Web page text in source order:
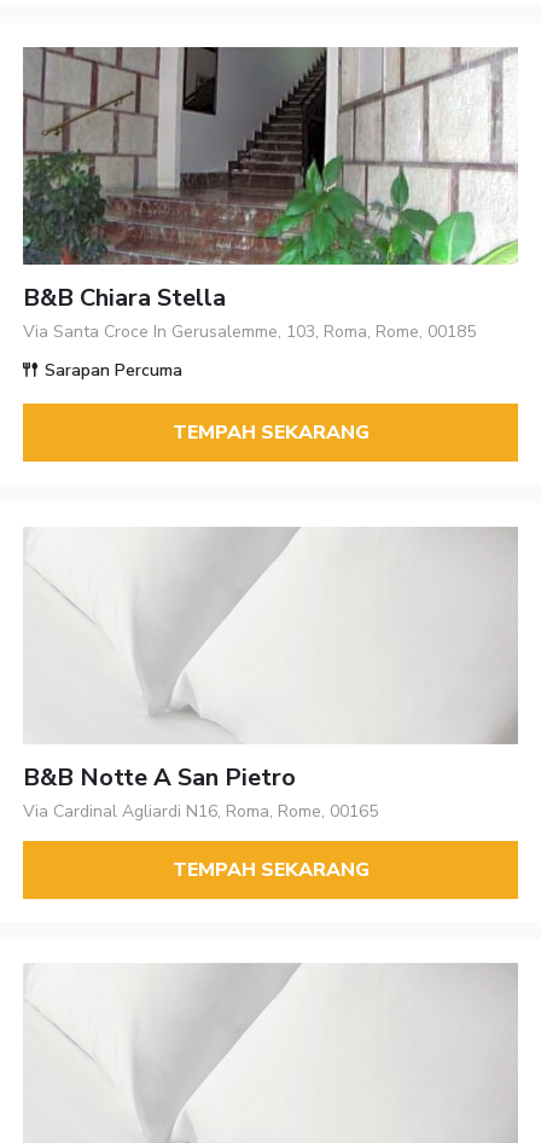
B&B Chiara Stella
Via Santa Croce In Gerusalemme, 103, Roma, Rome, 00185
Sarapan Percuma
TEMPAH SEKARANG
B&B Notte A San Pietro
Via Cardinal Agliardi N16, Roma, Rome, 00165
TEMPAH SEKARANG